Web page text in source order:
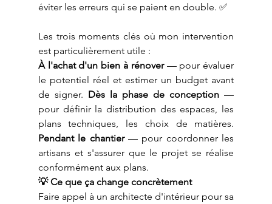
éviter les erreurs qui se paient en double. ✅
Les trois moments clés où mon intervention
est particulièrement utile :
À l'achat d'un bien à rénover — pour évaluer
le potentiel réel et estimer un budget avant
de signer. Dès la phase de conception —
pour définir la distribution des espaces, les
Pendant le chantier — pour coordonner les
artisans et s'assurer que le projet se réalise
conformément aux plans.
💡 Ce que ça change concrètement
Faire appel à un architecte d'intérieur pour sa